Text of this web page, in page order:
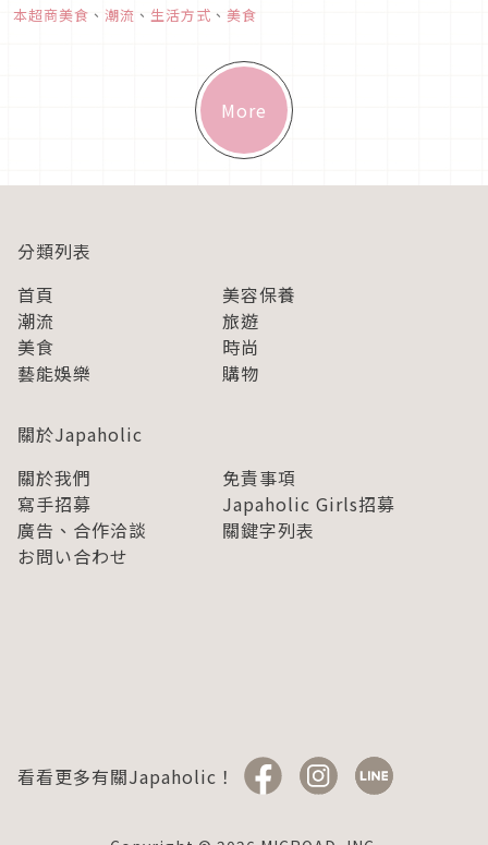
本超商美食 、 潮流 、 生活方式 、 美食
More
分類列表
首頁
美容保養
潮流
旅遊
美食
時尚
藝能娛樂
購物
關於Japaholic
關於我們
免責事項
寫手招募
Japaholic Girls招募
廣告、合作洽談
關鍵字列表
お問い合わせ
看看更多有關Japaholic！